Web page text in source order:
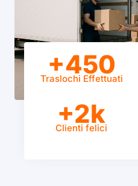
+450
Traslochi Effettuati
+2k
Clienti felici